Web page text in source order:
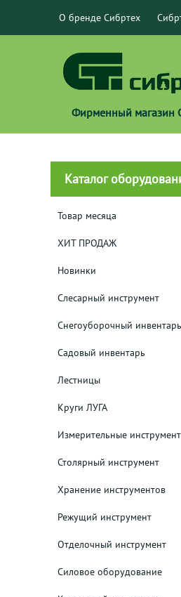
О бренде Сибртех
Фирменный магазин
Каталог
Товар месяца
ХИТ ПРОДАЖ
Новинки
Слесарный инструмент
Снегоуборочный инвентарь
Садовый инвентарь
Лестницы
Круги ЛУГА
Измерительные
Столярный инструмент
Хранение инструментов
Режущий инструмент
Отделочный инструмент
Силовое оборудование